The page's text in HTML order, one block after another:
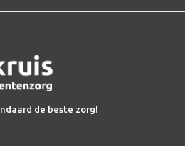
de beste zorg!